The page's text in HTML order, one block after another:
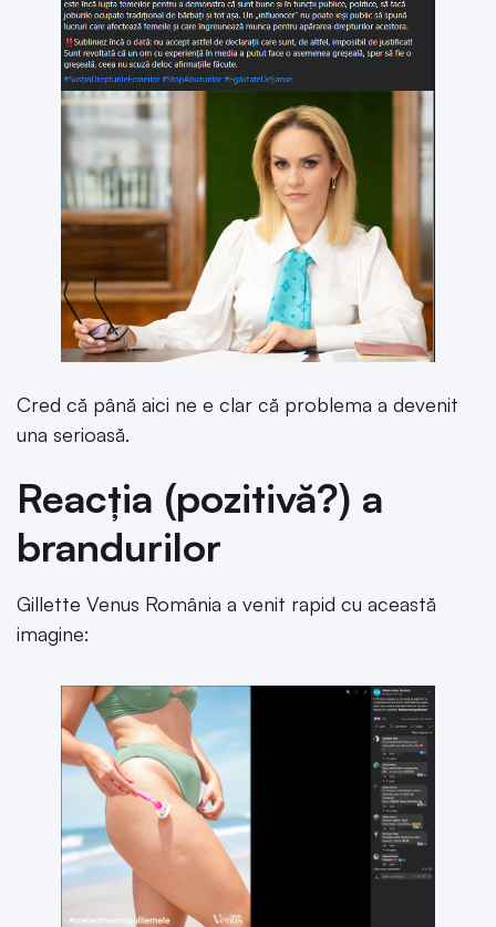
Cred că până aici ne e clar că problema a devenit
una serioasă.
Reacția (pozitivă?) a
brandurilor
Gillette Venus România a venit rapid cu această
imagine: